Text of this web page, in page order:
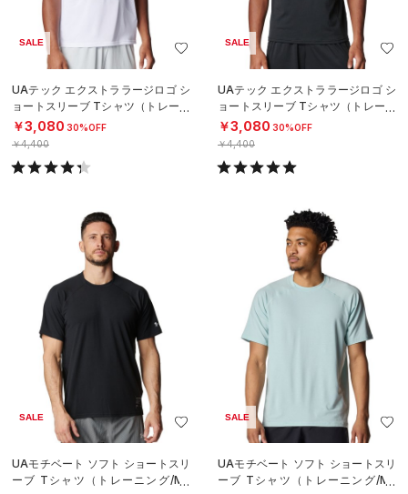
SALE
UAテック エクストララージロゴ シ
ョートスリーブ Tシャツ（トレーニ
ング/MEN）
￥3,080 30%OFF
￥4,400
SALE
UAテック エクストララージロゴ シ
ョートスリーブ Tシャツ（トレーニ
ング/MEN）
￥3,080 30%OFF
￥4,400
SALE
UAモチベート ソフト ショートスリ
ーブ Tシャツ（トレーニング/ME
SALE
UAモチベート ソフト ショートスリ
ーブ Tシャツ（トレーニング/ME